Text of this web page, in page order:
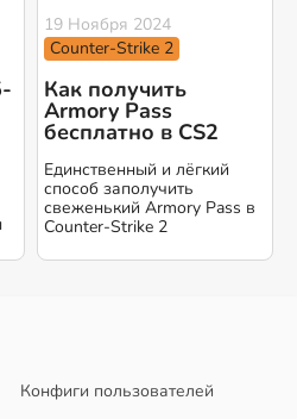
19 Ноября 2024
Counter-Strike 2
Как получить
Armory Pass
бесплатно в CS2
Единственный и лёгкий
способ заполучить
свеженький Armory Pass в
Counter-Strike 2
Конфиги пользователей